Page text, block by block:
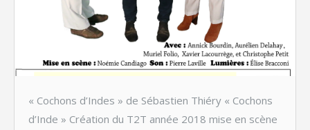
« Cochons d’Indes » de Sébastien Thiéry « Cochons
d’Inde » Création du T2T année 2018 mise en scène